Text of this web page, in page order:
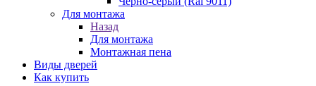
Для монтажа
Назад
Для монтажа
Монтажная пена
Виды дверей
Как купить